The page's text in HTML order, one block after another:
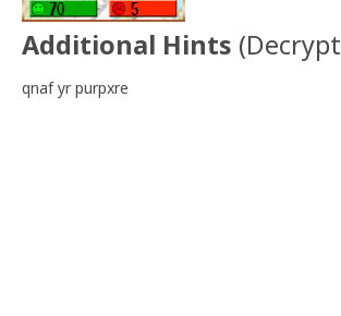
Additional Hints (Decrypt
qnaf yr purpxre